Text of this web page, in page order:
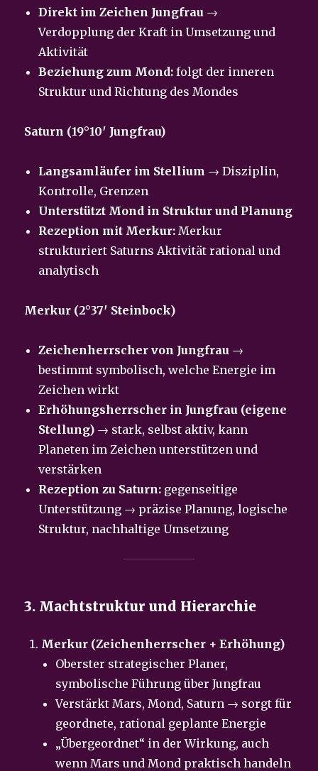
Direkt im Zeichen Jungfrau →
Verdopplung der Kraft in Umsetzung und
Aktivität
Beziehung zum Mond: folgt der inneren
Struktur und Richtung des Mondes
Saturn (19°10′ Jungfrau)
Langsamläufer im Stellium → Disziplin,
Kontrolle, Grenzen
Unterstützt Mond in Struktur und Planung
Rezeption mit Merkur: Merkur
strukturiert Saturns Aktivität rational und
analytisch
Merkur (2°37′ Steinbock)
Zeichenherrscher von Jungfrau →
bestimmt symbolisch, welche Energie im
Zeichen wirkt
Erhöhungsherrscher in Jungfrau (eigene
Stellung) → stark, selbst aktiv, kann
Planeten im Zeichen unterstützen und
verstärken
Rezeption zu Saturn: gegenseitige
Unterstützung → präzise Planung, logische
Struktur, nachhaltige Umsetzung
3. Machtstruktur und Hierarchie
Merkur (Zeichenherrscher + Erhöhung)
Oberster strategischer Planer,
symbolische Führung über Jungfrau
Verstärkt Mars, Mond, Saturn → sorgt für
geordnete, rational geplante Energie
„Übergeordnet“ in der Wirkung, auch
wenn Mars und Mond praktisch handeln